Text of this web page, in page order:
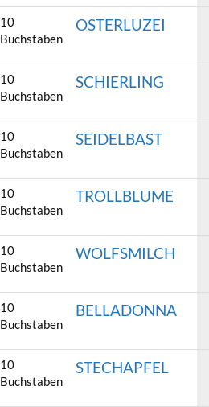
10
Buchstaben
OSTERLUZEI
10
Buchstaben
SCHIERLING
10
Buchstaben
SEIDELBAST
10
Buchstaben
TROLLBLUME
10
Buchstaben
WOLFSMILCH
10
Buchstaben
BELLADONNA
10
Buchstaben
STECHAPFEL